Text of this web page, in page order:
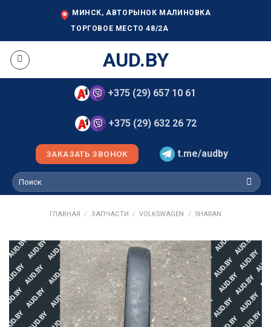
МИНСК, АВТОРЫНОК МАЛИНОВКА
ТОРГОВОЕ МЕСТО 48/2А
AUD.BY
+375 (29) 657 10 61
+375 (29) 632 26 72
ЗАКАЗАТЬ ЗВОНОК t.me/audby
Искать:
ГЛАВНАЯ / ЗАПЧАСТИ / VOLKSWAGEN / SHARAN